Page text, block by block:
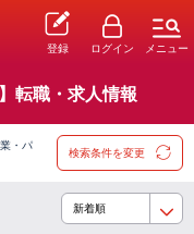
登録 ログイン メニュー
転職・求人情報
・パ
検索条件を変更